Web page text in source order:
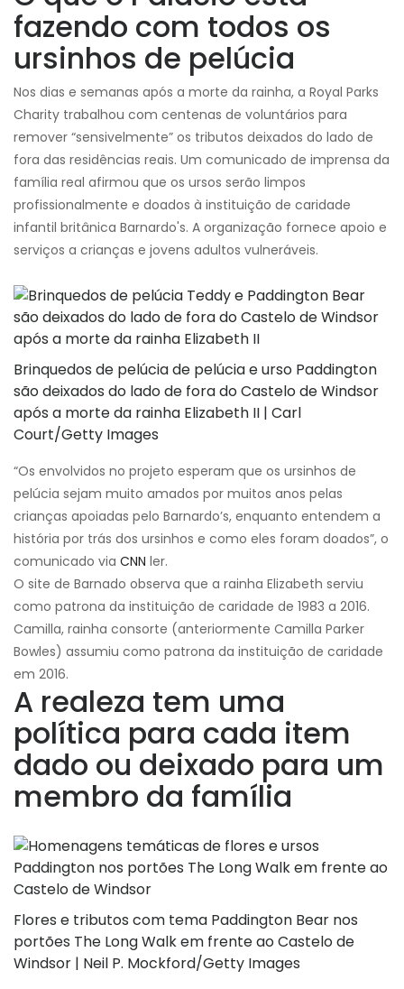
fazendo com todos os
ursinhos de pelúcia
Nos dias e semanas após a morte da rainha, a Royal Parks
Charity trabalhou com centenas de voluntários para
remover “sensivelmente” os tributos deixados do lado de
fora das residências reais. Um comunicado de imprensa da
família real afirmou que os ursos serão limpos
profissionalmente e doados à instituição de caridade
infantil britânica Barnardo's. A organização fornece apoio e
serviços a crianças e jovens adultos vulneráveis.
Brinquedos de pelúcia de pelúcia e urso Paddington
são deixados do lado de fora do Castelo de Windsor
após a morte da rainha Elizabeth II | Carl
Court/Getty Images
“Os envolvidos no projeto esperam que os ursinhos de
pelúcia sejam muito amados por muitos anos pelas
crianças apoiadas pelo Barnardo’s, enquanto entendem a
história por trás dos ursinhos e como eles foram doados”, o
comunicado via CNN ler.
O site de Barnado observa que a rainha Elizabeth serviu
como patrona da instituição de caridade de 1983 a 2016.
Camilla, rainha consorte (anteriormente Camilla Parker
Bowles) assumiu como patrona da instituição de caridade
em 2016.
A realeza tem uma
política para cada item
dado ou deixado para um
membro da família
Flores e tributos com tema Paddington Bear nos
portões The Long Walk em frente ao Castelo de
Windsor | Neil P. Mockford/Getty Images